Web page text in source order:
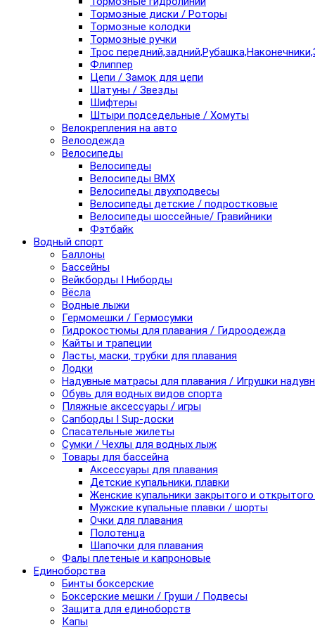
Тормозные диски / Роторы
Тормозные колодки
Тормозные ручки
Трос
Флиппер
Цепи / Замок для цепи
Шатуны / Звезды
Шифтеры
Штыри подседельные / Хомуты
Велокрепления на авто
Велоодежда
Велосипеды
Велосипеды
Велосипеды BMX
Велосипеды двухподвесы
Велосипеды детские / подростковые
Велосипеды шоссейные/ Гравийники
Фэтбайк
Водный спорт
Баллоны
Бассейны
Вейкборды I Ниборды
Вёсла
Водные лыжи
Гермомешки / Гермосумки
Гидрокостюмы для плавания / Гидроодежда
Кайты и трапеции
Ласты, маски, трубки для плавания
Лодки
Надувные матрасы для плавания / Игрушки
Обувь для водных видов спорта
Пляжные аксессуары / игры
Сапборды I Sup-доски
Спасательные жилеты
Сумки / Чехлы для водных лыж
Товары для бассейна
Аксессуары для плавания
Детские купальники, плавки
Женские купальники закрытого и
Мужские купальные плавки / шорты
Очки для плавания
Полотенца
Шапочки для плавания
Фалы плетеные и капроновые
Единоборства
Бинты боксерские
Боксерские мешки / Груши / Подвесы
Защита для единоборств
Капы